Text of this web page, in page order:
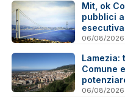
Mit, ok
pubblici
Reazioni
06/08/2026
Lamezia:
Comune
06/08/2026